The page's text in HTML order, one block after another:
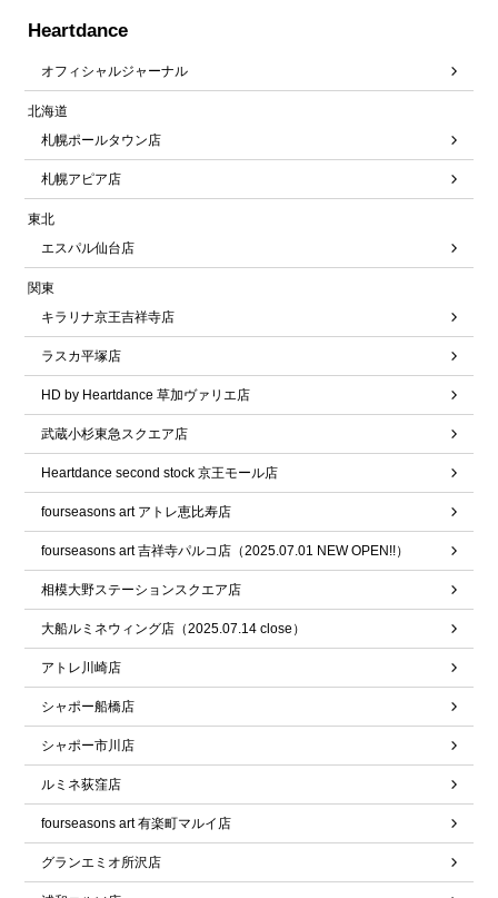
Heartdance
オフィシャルジャーナル
北海道
札幌ポールタウン店
札幌アピア店
東北
エスパル仙台店
関東
キラリナ京王吉祥寺店
ラスカ平塚店
HD by Heartdance 草加ヴァリエ店
武蔵小杉東急スクエア店
Heartdance second stock 京王モール店
fourseasons art アトレ恵比寿店
fourseasons art 吉祥寺パルコ店（2025.07.01 NEW OPEN!!）
相模大野ステーションスクエア店
大船ルミネウィング店（2025.07.14 close）
アトレ川崎店
シャポー船橋店
シャポー市川店
ルミネ荻窪店
fourseasons art 有楽町マルイ店
グランエミオ所沢店